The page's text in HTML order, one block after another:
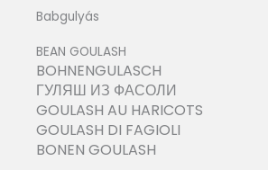
Babgulyás
BEAN GOULASH
BOHNENGULASCH
ГУЛЯШ ИЗ ФАСОЛИ
GOULASH AU HARICOTS
GOULASH DI FAGIOLI
BONEN GOULASH